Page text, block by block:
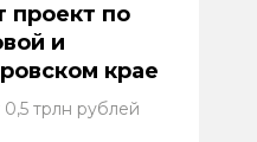
проект по
и
крае
трлн рублей